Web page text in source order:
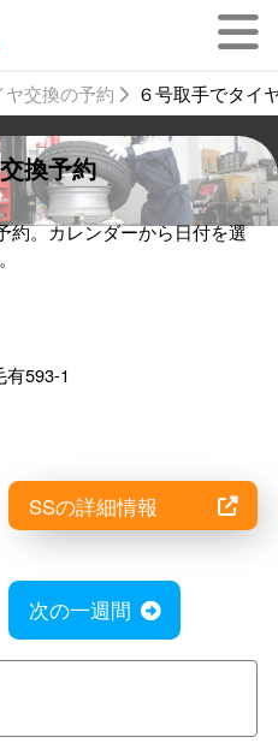
ヤ交換の予約 ６号取手でタイ
換予約
約。カレンダーから日付を選
593-1
SSの詳細情報
次の一週間